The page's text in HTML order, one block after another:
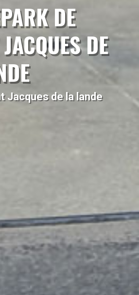
DE
DE
Jacques de la lande